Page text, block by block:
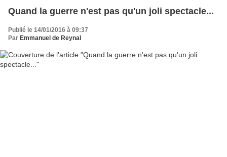
Quand la guerre n'est pas qu'un joli spectacle...
Publié le 14/01/2016 à 09:37
Par Emmanuel de Reynal